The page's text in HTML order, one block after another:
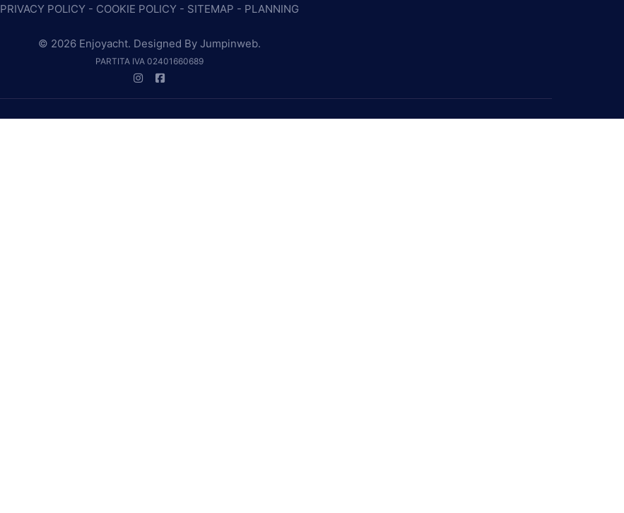
PRIVACY POLICY- COOKIE POLICY- SITEMAP - PLANNING
© 2026 Enjoyacht. Designed By Jumpinweb.
PARTITA IVA 02401660689